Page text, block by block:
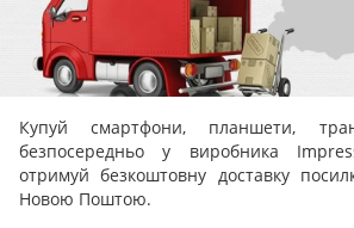
Купуй смартфони, планшети,
безпосередньо у виробника
отримуй безкоштовну доставку
Новою Поштою.